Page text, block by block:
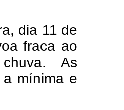
dia 11 de
fraca ao
As
a mínima e